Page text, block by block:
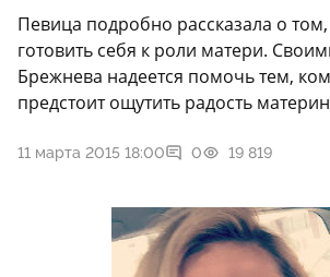
Певица подробно рассказала о том,
готовить себя к роли матери.
Брежнева надеется помочь тем,
предстоит ощутить радость
11 марта 2015 18:00 0 19 819